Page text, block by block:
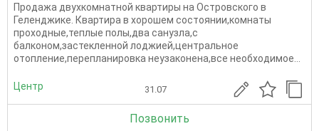
Продажа двухкомнатной квартиры на Островского в
Геленджике. Квартира в хорошем состоянии,комнаты
проходные,теплые полы,два санузла,с
балконом,застекленной лоджией,центральное
отопление,перепланировка неузаконена,все необходимое...
Центр 31.07
Позвонить